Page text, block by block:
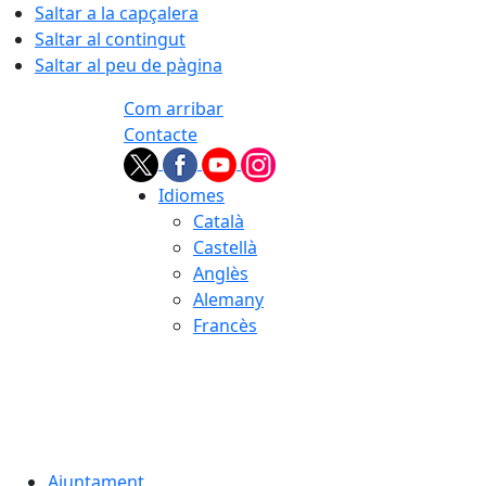
Saltar a la capçalera
Saltar al contingut
Saltar al peu de pàgina
Com arribar
Contacte
Idiomes
Català
Castellà
Anglès
Alemany
Francès